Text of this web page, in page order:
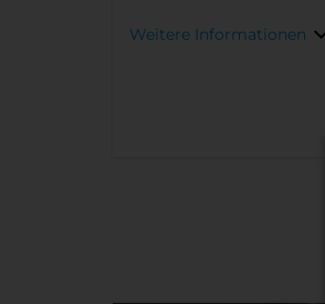
Weitere Informationen